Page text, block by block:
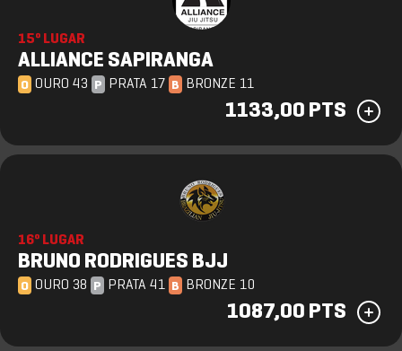
15º LUGAR
ALLIANCE SAPIRANGA
O OURO 43 P PRATA 17 B BRONZE 11
1133,00 PTS
16º LUGAR
BRUNO RODRIGUES BJJ
O OURO 38 P PRATA 41 B BRONZE 10
1087,00 PTS